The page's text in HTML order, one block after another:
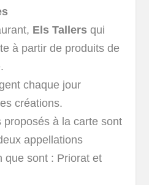
Els Tallers qui
à partir de produits de
chaque jour
créations.
proposés à la carte sont
appellations
que sont : Priorat et